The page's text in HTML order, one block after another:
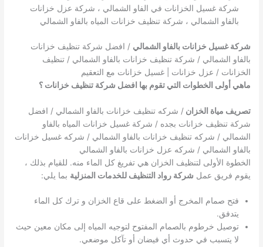
شركة غسيل الخزانات في الفاو الشمالي ، شركة عزل خزانات
بالفاو الشمالي ، شركة تنظيف خزانات المياه بالفاو الشمالي
شركة غسيل خزانات بالفاو الشمالي / افضل شركة تنظيف خزانات
بالفاو الشمالي / شركة تنظيف خزانات بالفاو الشمالي / تنظيف
الخزانات / عزل خزانات | غسيل خزانات مع التعقيم
ماهي أولى الخطوات التي تقوم بها افضل شركة تنظيف خزانات ؟
تصريف مياة الخزان/ شركه تنظيف خزانات بالفاو الشمالي / افضل
شركة تنظيف خزانات بجده / شركة غسيل خزانات المياه بالفاو
الشمالي / شركه تنظيف خزانات بالفاو الشمالي / شركه غسيل خزانات
بالفاو الشمالي / شركه عزل خزانات بالفاو الشمالي
الخطوة الأولى لتنظيف الخزان هي تفريغ كل الماء منه. للقيام بذلك ،
يقوم فريق عمل شركة رواد التنظيف للخدمات المنزلية بما يلي:
فتح صمام المخرج أو الضغط على قاع الخزان و ترك كل الماء
يتدفق.
توصيل خرطوم بالصمام المفتوح لتوجيه المياه إلى مكان معين حيث
لا يتسبب في حدوث أي فيضان أو تآكل موضعي.